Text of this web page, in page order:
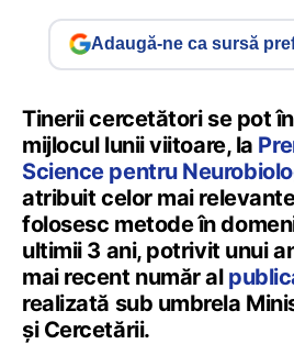
Adaugă-ne ca sursă
Tinerii cercetători se pot
mijlocul lunii viitoare, la
Science pentru
atribuit celor mai
folosesc metode în
ultimii 3 ani, potrivit unui
mai recent număr al
realizată sub umbrela
și Cercetării.